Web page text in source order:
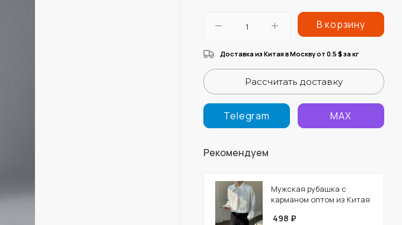
В корзину
Доставка из Китая в Москву от 0.5 $за кг
Рассчитать доставку
Telegram MAX
Рекомендуем
Мужская рубашка с
карманом оптом из Китая
498 ₽